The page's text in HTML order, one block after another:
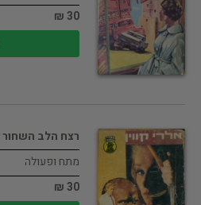
30 ₪
רצח הלב השחור
מתח ופעולה
30 ₪